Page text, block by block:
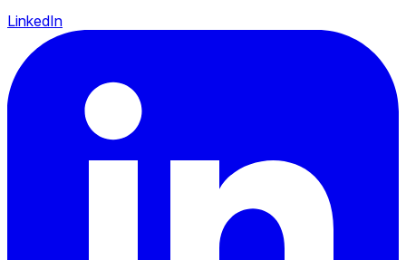
LinkedIn